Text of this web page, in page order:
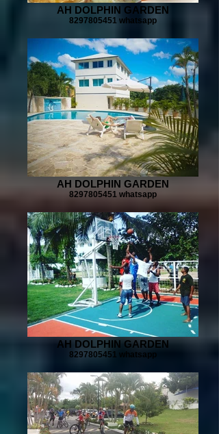
AH DOLPHIN GARDEN
8297805451 whatsapp
AH DOLPHIN GARDEN
8297805451 whatsapp
AH DOLPHIN GARDEN
8297805451 whatsapp